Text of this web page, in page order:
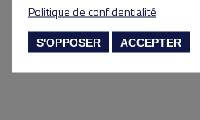
Politique de confidentialité
S'OPPOSER ACCEPTER